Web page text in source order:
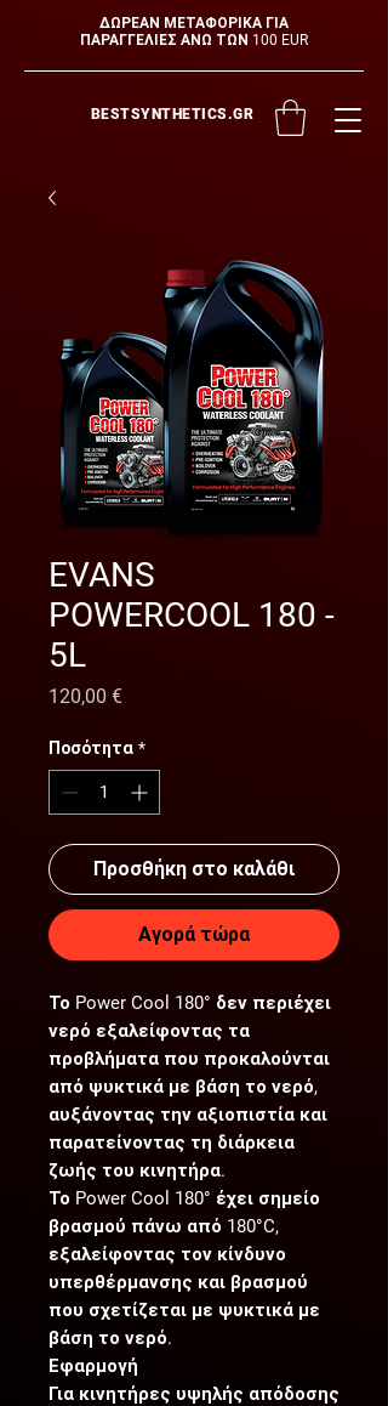
ΔΩΡΕΑΝ ΜΕΤΑΦΟΡΙΚΑ ΓΙΑ
ΠΑΡΑΓΓΕΛΙΕΣ ΑΝΩ ΤΩΝ 100 EUR
BESTSYNTHETICS.GR
EVANS
POWERCOOL 180 -
5L
120,00 €Τιμή
Ποσότητα *
Προσθήκη στο καλάθι
Αγορά τώρα
Το Power Cool 180° δεν περιέχει
νερό εξαλείφοντας τα
προβλήματα που προκαλούνται
από ψυκτικά με βάση το νερό,
αυξάνοντας την αξιοπιστία και
παρατείνοντας τη διάρκεια
ζωής του κινητήρα.
Το Power Cool 180° έχει σημείο
βρασμού πάνω από 180°C,
εξαλείφοντας τον κίνδυνο
υπερθέρμανσης και βρασμού
που σχετίζεται με ψυκτικά με
βάση το νερό.
Εφαρμογή
Για κινητήρες υψηλής απόδοσης